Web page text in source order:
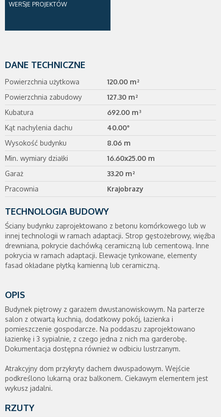
WERSJE PROJEKTÓW
DANE TECHNICZNE
Powierzchnia użytkowa
120.00 m²
Powierzchnia zabudowy
127.30 m²
Kubatura
692.00 m³
Kąt nachylenia dachu
40.00°
Wysokość budynku
8.06 m
Min. wymiary działki
16.60x25.00 m
Garaż
33.20 m²
Pracownia
Krajobrazy
TECHNOLOGIA BUDOWY
Ściany budynku zaprojektowano z betonu komórkowego lub w
innej technologii w ramach adaptacji. Strop gęstożebrowy, więźba
drewniana, pokrycie dachówką ceramiczną lub cementową. Inne
pokrycia w ramach adaptacji. Elewacje tynkowane, elementy
fasad okładane płytką kamienną lub ceramiczną.
OPIS
Budynek piętrowy z garażem dwustanowiskowym. Na parterze
salon z otwartą kuchnią, dodatkowy pokój, łazienka i
pomieszczenie gospodarcze. Na poddaszu zaprojektowano
łazienkę i 3 sypialnie, z czego jedna z nich ma garderobę.
Dokumentacja dostępna również w odbiciu lustrzanym.
Atrakcyjny dom przykryty dachem dwuspadowym. Wejście
podkreślono lukarną oraz balkonem. Ciekawym elementem jest
wykusz jadalni.
RZUTY